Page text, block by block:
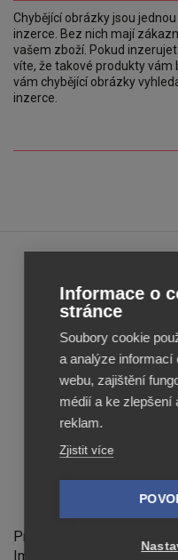
Chybějící obrázky jsou
inzerce. Bez nich mají
vašem zboží. Pokud
víte, že takové produkty vám
vám chybějící obrázky
inzerce.
Feed Image
Provozovatelem stránek
Image Editor
Informace o
stránce
Soubory cookie
a analýze
webu, zajištění
médií a ke zlepšení
reklam.
Zjistit více